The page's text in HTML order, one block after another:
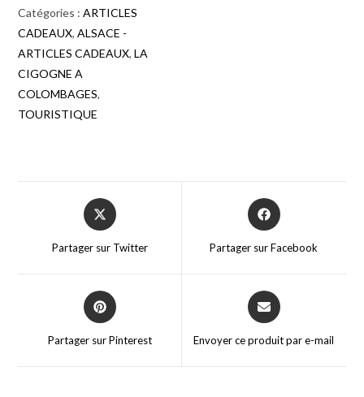
Catégories :ARTICLES
CADEAUX,ALSACE -
ARTICLES CADEAUX,LA
CIGOGNE A
COLOMBAGES,
TOURISTIQUE
Partager sur Twitter Partager sur Facebook
Partager sur Pinterest Envoyer ce produit par e-mail